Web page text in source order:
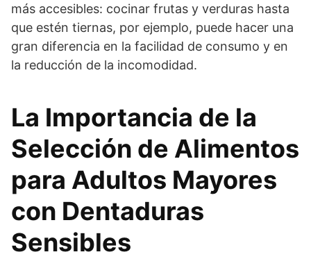
más accesibles: cocinar frutas y verduras hasta
que estén tiernas, por ejemplo, puede hacer una
gran diferencia en la facilidad de consumo y en
la reducción de la incomodidad.
La Importancia de la
Selección de Alimentos
para Adultos Mayores
con Dentaduras
Sensibles